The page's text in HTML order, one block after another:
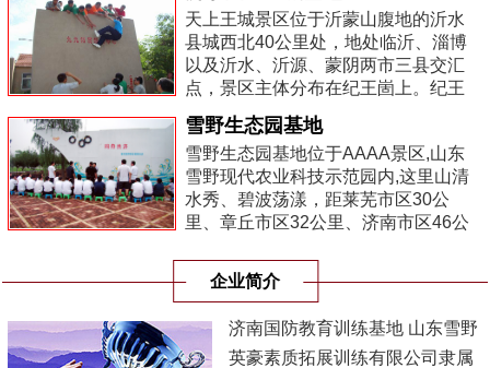
更加...
天上王城景区位于沂蒙山腹地的沂水
县城西北40公里处，地处临沂、淄博
以及沂水、沂源、蒙阴两市三县交汇
点，景区主体分布在纪王崮上。纪王
崮海拔577.2米，顶部阔大，面积约4
平方公里，南北长数公里，是沂蒙七
十二崮中...
雪野生态园基地
雪野生态园基地位于AAAA景区,山东
雪野现代农业科技示范园内,这里山清
水秀、碧波荡漾，距莱芜市区30公
里、章丘市区32公里、济南市区46公
是，交通便利、风景优美。
企业简介
济南国防教育训练基地 山东雪野
英豪素质拓展训练有限公司隶属